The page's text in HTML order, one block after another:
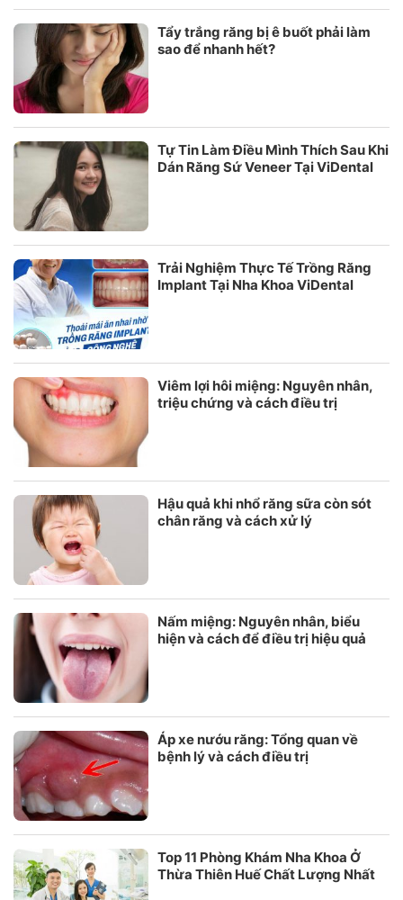
Tẩy trắng răng bị ê buốt phải làm
sao để nhanh hết?
Tự Tin Làm Điều Mình Thích Sau Khi
Dán Răng Sứ Veneer Tại ViDental
Trải Nghiệm Thực Tế Trồng Răng
Implant Tại Nha Khoa ViDental
Viêm lợi hôi miệng: Nguyên nhân,
triệu chứng và cách điều trị
Hậu quả khi nhổ răng sữa còn sót
chân răng và cách xử lý
Nấm miệng: Nguyên nhân, biểu
hiện và cách để điều trị hiệu quả
Áp xe nướu răng: Tổng quan về
bệnh lý và cách điều trị
Top 11 Phòng Khám Nha Khoa Ở
Thừa Thiên Huế Chất Lượng Nhất